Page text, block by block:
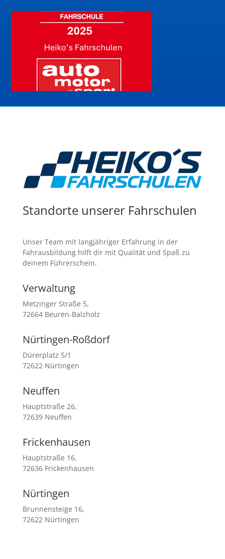
Standorte unserer Fahrschulen
Unser Team mit langjähriger Erfahrung in der
Fahrausbildung hilft dir mit Qualität und Spaß zu
deinem Führerschein.
Verwaltung
Metzinger Straße 5,
72664 Beuren-Balzholz
Nürtingen-Roßdorf
Dürerplatz 5/1
72622 Nürtingen
Neuffen
Hauptstraße 26,
72639 Neuffen
Frickenhausen
Hauptstraße 16,
72636 Frickenhausen
Nürtingen
Brunnensteige 16,
72622 Nürtingen